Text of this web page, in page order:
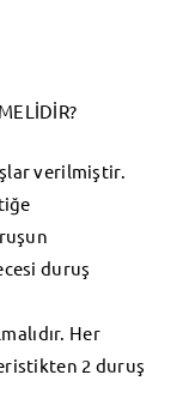
verilmiştir.
duruş
Her
2 duruş